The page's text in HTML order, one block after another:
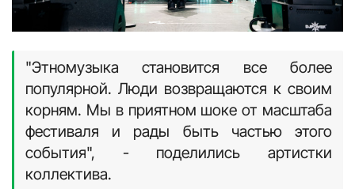
"Этномузыка становится все более
популярной. Люди возвращаются к своим
корням. Мы в приятном шоке от масштаба
фестиваля и рады быть частью этого
события", - поделились артистки
коллектива.